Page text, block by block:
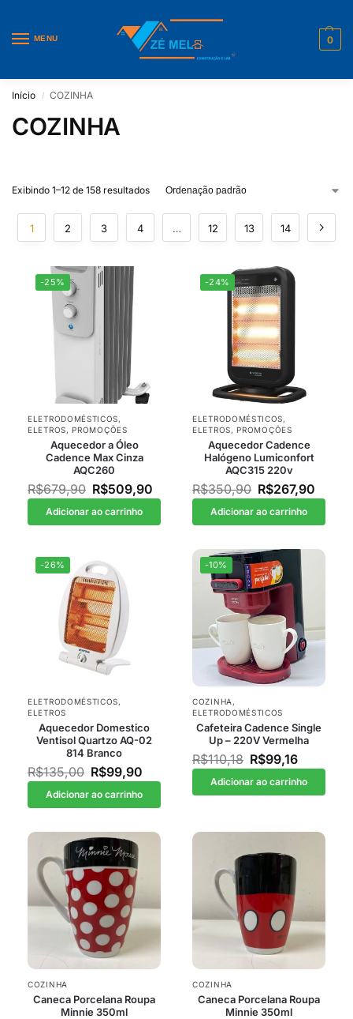
MENU 0
Início / COZINHA
COZINHA
Exibindo 1–12 de 158 resultados
1 2 3 4 … 12 13 14
-25%
ELETRODOMÉSTICOS,
ELETROS,PROMOÇÕES
Aquecedor a Óleo
Cadence Max Cinza
AQC260
R$679,90 R$509,90
Adicionar ao carrinho
-24%
ELETRODOMÉSTICOS,
ELETROS,PROMOÇÕES
Aquecedor Cadence
Halógeno Lumiconfort
AQC315 220v
R$350,90 R$267,90
Adicionar ao carrinho
-26%
ELETRODOMÉSTICOS,
ELETROS
Aquecedor Domestico
Ventisol Quartzo AQ-02
814 Branco
R$135,00 R$99,90
Adicionar ao carrinho
-10%
COZINHA ,
ELETRODOMÉSTICOS
Cafeteira Cadence Single
Up – 220V Vermelha
R$110,18 R$99,16
Adicionar ao carrinho
COZINHA
Caneca Porcelana Roupa
Minnie 350ml
COZINHA
Caneca Porcelana Roupa
Minnie 350ml